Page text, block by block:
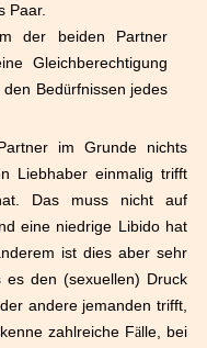
Paar.
der beiden Partner
Gleichberechtigung
Bedürfnissen jedes
im Grunde nichts
Liebhaber einmalig trifft
Das muss nicht auf
eine niedrige Libido hat
ist dies aber sehr
den (sexuellen) Druck
andere jemanden trifft,
zahlreiche Fälle, bei